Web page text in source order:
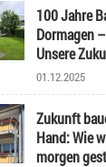
100 Jahre
Dormagen
Unsere
01.12.2025
Zukunft
Hand: Wie
morgen